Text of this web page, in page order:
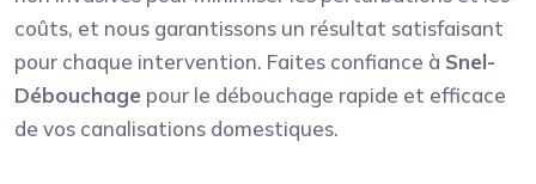
coûts, et nous garantissons un résultat satisfaisant
pour chaque intervention. Faites confiance à Snel-
Débouchage pour le débouchage rapide et efficace
de vos canalisations domestiques.